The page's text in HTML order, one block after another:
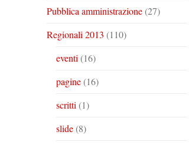
Pubblica amministrazione(27)
Regionali 2013 (110)
eventi (16)
pagine(16)
scritti (1)
slide(8)